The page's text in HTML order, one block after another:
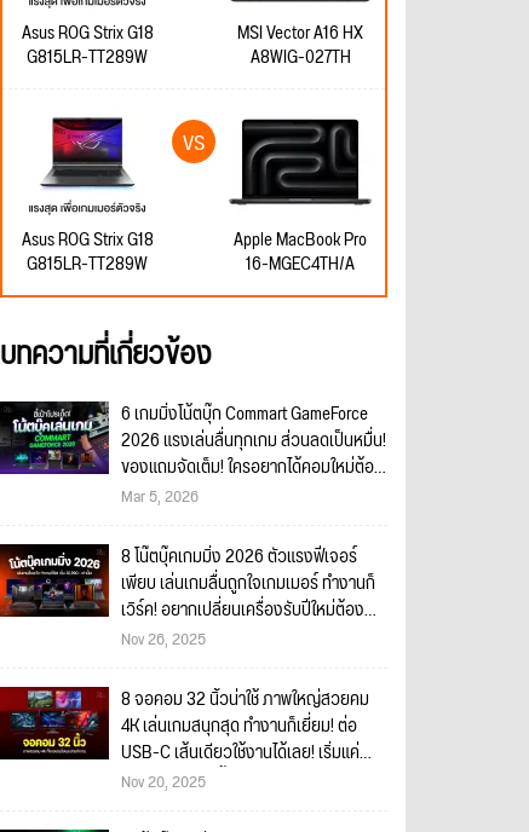
Asus ROG Strix G18
G815LR-TT289W
MSI Vector A16 HX
A8WIG-027TH
Asus ROG Strix G18
G815LR-TT289W
Apple MacBook Pro
16-MGEC4TH/A
บทความที่เกี่ยวข้อง
6 เกมมิ่งโน้ตบุ๊ก Commart GameForce
2026 แรงเล่นลื่นทุกเกม ส่วนลดเป็นหมื่น!
ของแถมจัดเต็ม! ใครอยากได้คอมใหม่ต้อง
มาจัด!!
Mar 5, 2026
8 โน๊ตบุ๊คเกมมิ่ง 2026 ตัวแรงฟีเจอร์
เพียบ เล่นเกมลื่นถูกใจเกมเมอร์ ทำงานก็
เวิร์ค! อยากเปลี่ยนเครื่องรับปีใหม่ต้อง
โดน!
Nov 26, 2025
8 จอคอม 32 นิ้วน่าใช้ ภาพใหญ่สวยคม
4K เล่นเกมสนุกสุด ทำงานก็เยี่ยม! ต่อ
USB-C เส้นเดียวใช้งานได้เลย! เริ่มแค่
6,366 บาทเท่านั้น!
Nov 20, 2025